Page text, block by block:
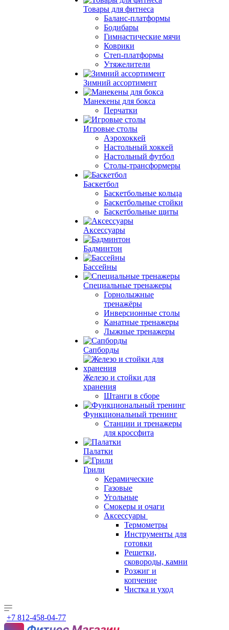
Товары для фитнеса
Баланс-платформы
Бодибары
Гимнастические мячи
Коврики
Степ-платформы
Утяжелители
Зимний ассортимент
Манекены для бокса
Перчатки
Игровые столы
Аэрохоккей
Настольный хоккей
Настольный футбол
Столы-трансформеры
Баскетбол
Баскетбольные кольца
Баскетбольные стойки
Баскетбольные щиты
Аксессуары
Бадминтон
Бассейны
Специальные тренажеры
Горнолыжные
тренажёры
Инверсионные столы
Канатные тренажеры
Лыжные тренажеры
Сапборды
Железо и стойки для
хранения
Штанги в сборе
Функциональный тренинг
Станции и тренажеры
для кроссфита
Палатки
Грили
Керамические
Газовые
Угольные
Смокеры и очаги
Аксессуары
Термометры
Инструменты для
готовки
Решетки,
сковороды, камни
Розжиг и
копчение
Чистка и уход
+7 812-458-04-77